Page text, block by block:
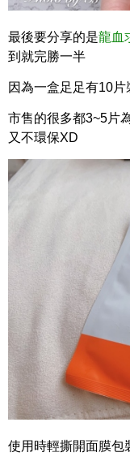
最後要分享的是龍血
到就完勝一半
因為一盒足足有10
市售的很多都3~5片
又不環保XD
使用時輕撕開面膜包